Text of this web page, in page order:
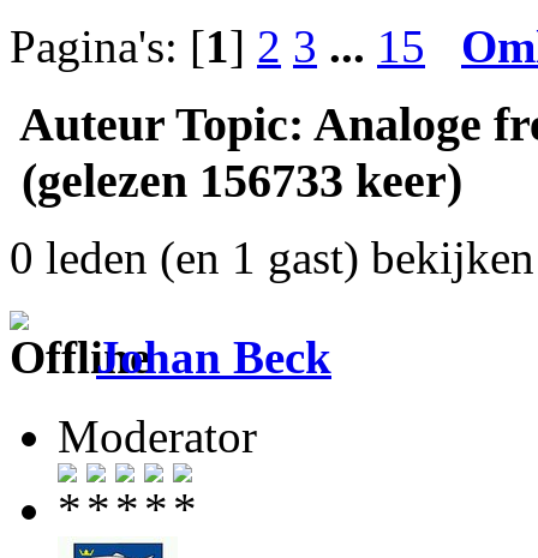
Pagina's: [1] 2 3 ... 15
Auteur Topic: Analoge
(gelezen 156733 keer)
0 leden (en 1 gast)
Johan Beck
Moderator